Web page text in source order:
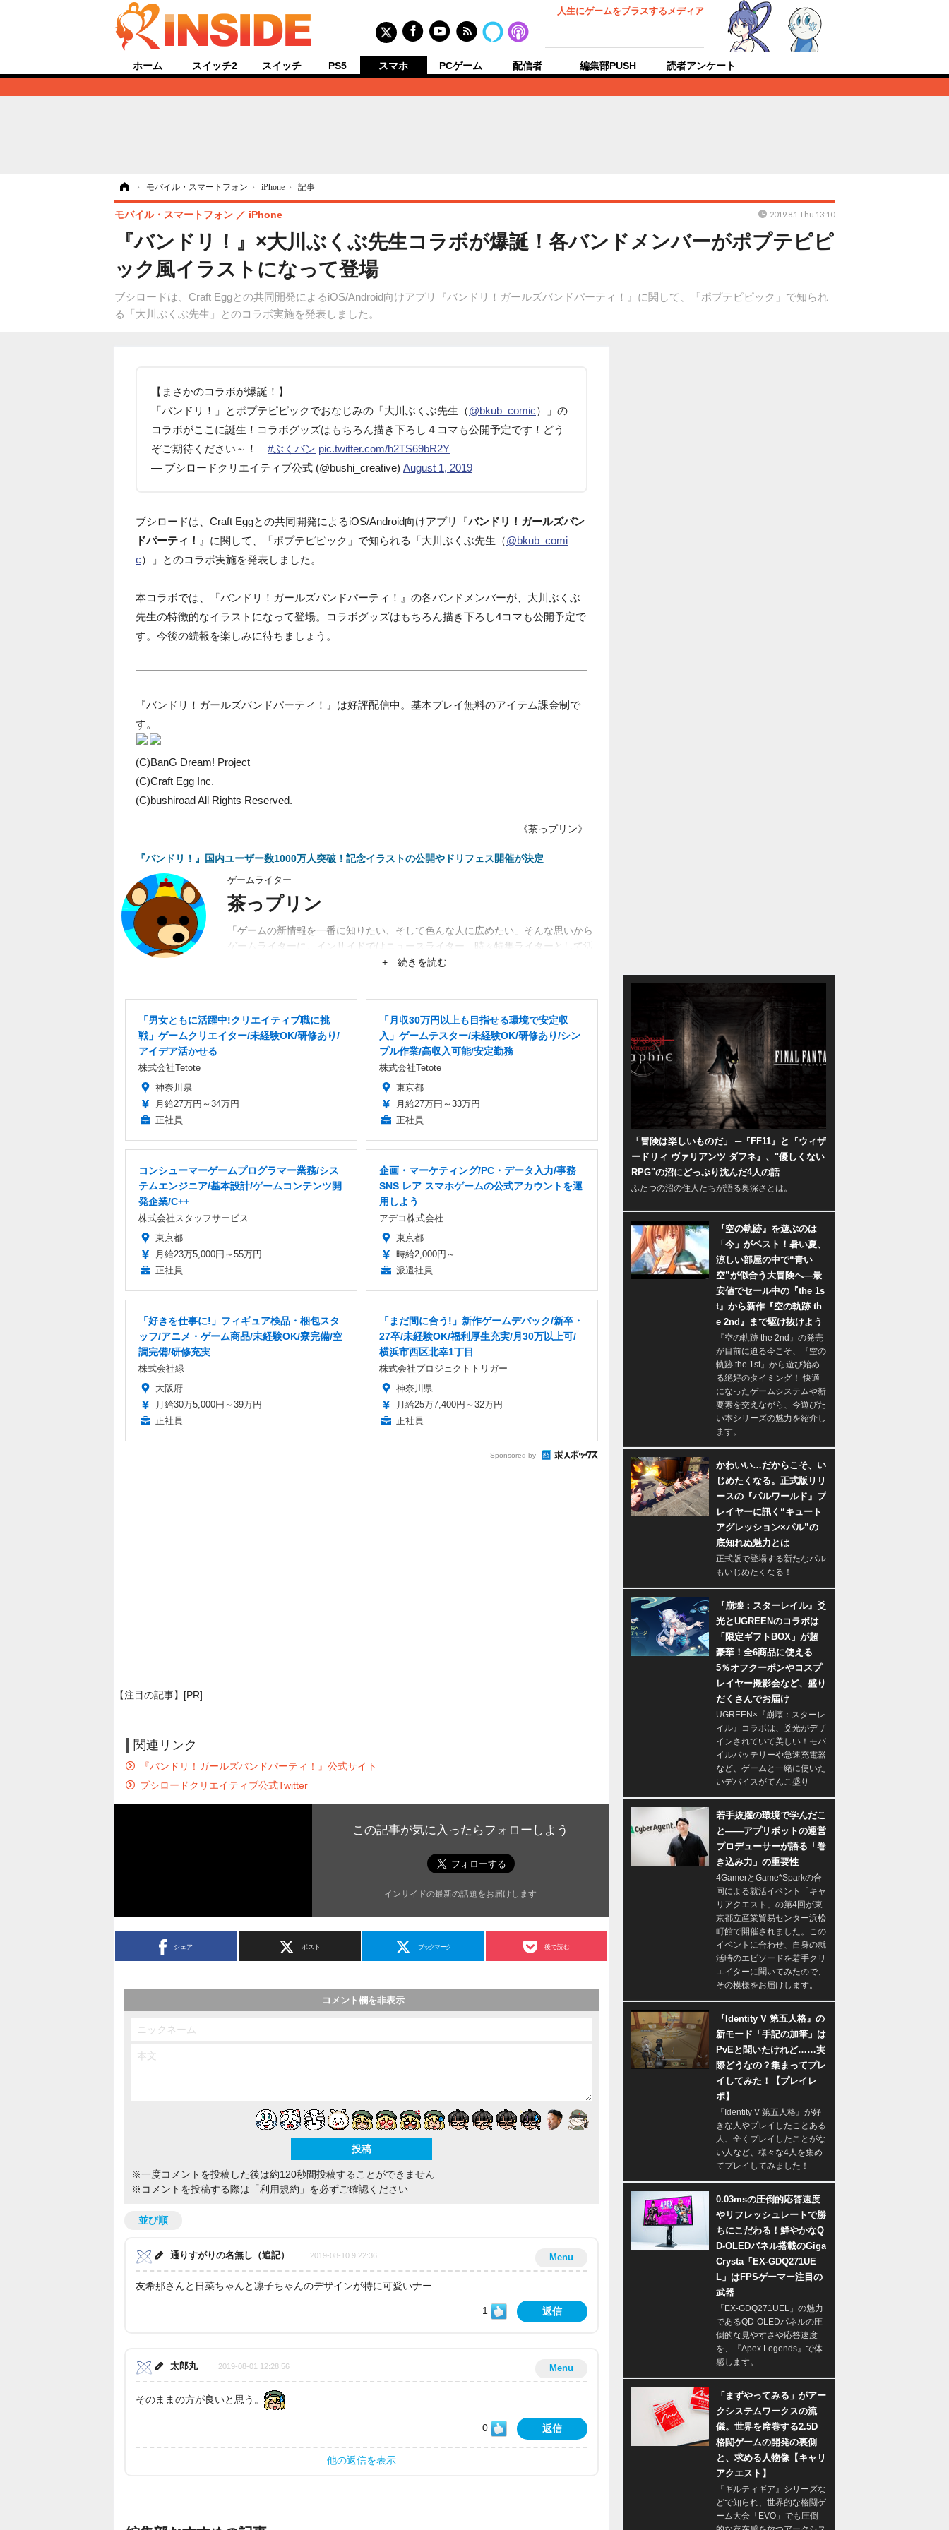
人生にゲームをプラスするメディア
ホーム スイッチ2 スイッチ PS5 スマホ PCゲーム 配信者 編集部PUSH 読者アンケート
› モバイル・スマートフォン › iPhone › 記事
『バンドリ！』×大川ぶくぶ先生コラボが爆誕！各バンドメンバーがポプテピピ
ック風イラストになって登場
ブシロードは、Craft Eggとの共同開発によるiOS/Android向けアプリ『バンドリ！ガールズバンドパーティ！』に関して、「ポプテピピック」で知られ
る「大川ぶくぶ先生」とのコラボ実施を発表しました。
モバイル・スマートフォン iPhone 2019.8.1 Thu 13:10
【まさかのコラボが爆誕！】
「バンドリ！」とポプテピピックでおなじみの「大川ぶくぶ先生（@bkub_comic）」の
コラボがここに誕生！コラボグッズはもちろん描き下ろし４コマも公開予定です！どう
ぞご期待ください～！ #ぶくバン pic.twitter.com/h2TS69bR2Y
— ブシロードクリエイティブ公式 (@bushi_creative) August 1, 2019
ブシロードは、Craft Eggとの共同開発によるiOS/Android向けアプリ『バンドリ！ガールズバン
ドパーティ！ 』に関して、「ポプテピピック」で知られる「大川ぶくぶ先生（@bkub_comi
c）」とのコラボ実施を発表しました。
本コラボでは、『バンドリ！ガールズバンドパーティ！』の各バンドメンバーが、大川ぶくぶ
先生の特徴的なイラストになって登場。コラボグッズはもちろん描き下ろし4コマも公開予定で
す。今後の続報を楽しみに待ちましょう。
『バンドリ！ガールズバンドパーティ！』は好評配信中。基本プレイ無料のアイテム課金制で
す。
(C)BanG Dream! Project
(C)Craft Egg Inc.
(C)bushiroad All Rights Reserved.
《茶っプリン》
『バンドリ！』国内ユーザー数1000万人突破！記念イラストの公開やドリフェス開催が決定
ゲームライター
茶っプリン
「ゲームの新情報を一番に知りたい、そして色んな人に広めたい」そんな思いから
ゲームライターに。インサイドではニュースライター、時々特集ライターとして活
動。関係者、ユーザーから生まれるネットブームにも興味あり。
+ 続きを読む
「男女ともに活躍中!クリエイティブ職に挑
戦」ゲームクリエイター/未経験OK/研修あり/
アイデア活かせる
株式会社Tetote
神奈川県
月給27万円～34万円
正社員
「月収30万円以上も目指せる環境で安定収
入」ゲームテスター/未経験OK/研修あり/シン
プル作業/高収入可能/安定勤務
株式会社Tetote
東京都
月給27万円～33万円
正社員
コンシューマーゲームプログラマー業務/シス
テムエンジニア/基本設計/ゲームコンテンツ開
発企業/C++
株式会社スタッフサービス
東京都
月給23万5,000円～55万円
正社員
企画・マーケティング/PC・データ入力/事務
SNS レア スマホゲームの公式アカウントを運
用しよう
アデコ株式会社
東京都
時給2,000円～
派遣社員
「好きを仕事に!」フィギュア検品・梱包スタ
ッフ/アニメ・ゲーム商品/未経験OK/寮完備/空
調完備/研修充実
株式会社緑
大阪府
月給30万5,000円～39万円
正社員
「まだ間に合う!」新作ゲームデバック/新卒・
27卒/未経験OK/福利厚生充実/月30万以上可/
横浜市西区北幸1丁目
株式会社プロジェクトトリガー
神奈川県
月給25万7,400円～32万円
正社員
Sponsored by
【注目の記事】[PR]
関連リンク
『バンドリ！ガールズバンドパーティ！』公式サイト
ブシロードクリエイティブ公式Twitter
この記事が気に入ったらフォローしよう
インサイドの最新の話題をお届けします
シェア ポスト ブックマーク 後で読む
コメント欄を非表示
※一度コメントを投稿した後は約120秒間投稿することができません
※コメントを投稿する際は 「利用規約」 を必ずご確認ください
並び順
Menu
通りすがりの名無し（追記） 2019-08-10 9:22:36
友希那さんと日菜ちゃんと凛子ちゃんのデザインが特に可愛いナー
1 返信
Menu
太郎丸 2019-08-01 12:28:56
そのままの方が良いと思う。
0 返信
他の返信を表示
「冒険は楽しいものだ」 ─『FF11』と『ウィザ
ードリィ ヴァリアンツ ダフネ』、"優しくない
RPG"の沼にどっぷり沈んだ4人の話
ふたつの沼の住人たちが語る奥深さとは。
『空の軌跡』を遊ぶのは
「今」がベスト！暑い夏、
涼しい部屋の中で“青い
空”が似合う大冒険へ―最
安値でセール中の『the 1s
t』から新作『空の軌跡 th
e 2nd』まで駆け抜けよう
『空の軌跡 the 2nd』の発売
が目前に迫る今こそ、『空の
軌跡 the 1st』から遊び始め
る絶好のタイミング！ 快適
になったゲームシステムや新
要素を交えながら、今遊びた
い本シリーズの魅力を紹介し
ます。
かわいい…だからこそ、い
じめたくなる。正式版リリ
ースの『パルワールド』プ
レイヤーに訊く“キュート
アグレッション×パル”の
底知れぬ魅力とは
正式版で登場する新たなパル
もいじめたくなる！
『崩壊：スターレイル』爻
光とUGREENのコラボは
「限定ギフトBOX」が超
豪華！全6商品に使える
5％オフクーポンやコスプ
レイヤー撮影会など、盛り
だくさんでお届け
UGREEN×『崩壊：スターレ
イル』コラボは、爻光がデザ
インされていて美しい！モバ
イルバッテリーや急速充電器
など、ゲームと一緒に使いた
いデバイスがてんこ盛り
若手抜擢の環境で学んだこ
と――アプリボットの運営
プロデューサーが語る「巻
き込み力」の重要性
4GamerとGame*Sparkの合
同による就活イベント「キャ
リアクエスト」の第4回が東
京都立産業貿易センター浜松
町館で開催されました。この
イベントに合わせ、自身の就
活時のエピソードを若手クリ
エイターに聞いてみたので、
その模様をお届けします。
『Identity V 第五人格』の
新モード「手記の加筆」は
PvEと聞いたけれど……実
際どうなの？集まってプレ
イしてみた！【プレイレ
ポ】
『Identity V 第五人格』が好
きな人やプレイしたことある
人、全くプレイしたことがな
い人など、様々な4人を集め
てプレイしてみました！
0.03msの圧倒的応答速度
やリフレッシュレートで勝
ちにこだわる！鮮やかなQ
D-OLEDパネル搭載のGiga
Crysta「EX-GDQ271UE
L」はFPSゲーマー注目の
武器
「EX-GDQ271UEL」の魅力
であるQD-OLEDパネルの圧
倒的な見やすさや応答速度
を、『Apex Legends』で体
感します。
「まずやってみる」がアー
クシステムワークスの流
儀。世界を席巻する2.5D
格闘ゲームの開発の裏側
と、求める人物像【キャリ
アクエスト】
『ギルティギア』シリーズな
どで知られ、世界的な格闘ゲ
ーム大会「EVO」でも圧倒